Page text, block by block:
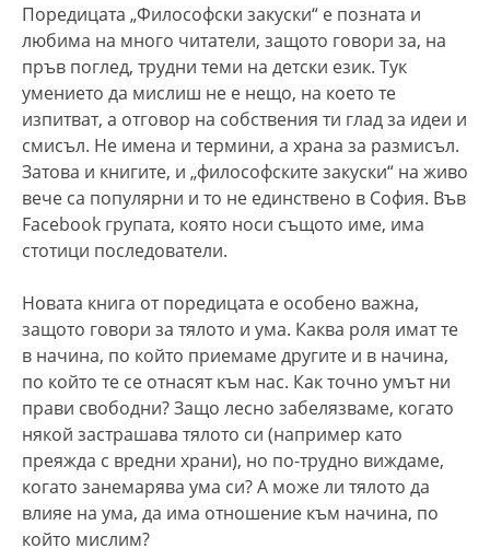
Поредицата „Философски закуски“ е позната и
любима на много читатели, защото говори за, на
пръв поглед, трудни теми на детски език. Тук
умението да мислиш не е нещо, на което те
изпитват, а отговор на собствения ти глад за идеи и
смисъл. Не имена и термини, а храна за размисъл.
Затова и книгите, и „философските закуски“ на живо
вече са популярни и то не единствено в София. Във
Facebook групата, която носи същото име, има
стотици последователи.
Новата книга от поредицата е особено важна,
защото говори за тялото и ума. Каква роля имат те
в начина, по който приемаме другите и в начина,
по който те се отнасят към нас. Как точно умът ни
прави свободни? Защо лесно забелязваме, когато
някой застрашава тялото си (например като
преяжда с вредни храни), но по-трудно виждаме,
когато занемарява ума си? А може ли тялото да
влияе на ума, да има отношение към начина, по
който мислим?